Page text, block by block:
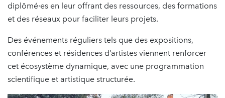
diplômé∙es en leur offrant des ressources, des formations
et des réseaux pour faciliter leurs projets.
Des événements réguliers tels que des expositions,
conférences et résidences d’artistes viennent renforcer
cet écosystème dynamique, avec une programmation
scientifique et artistique structurée.